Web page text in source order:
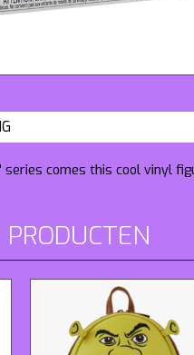
series comes this cool vinyl